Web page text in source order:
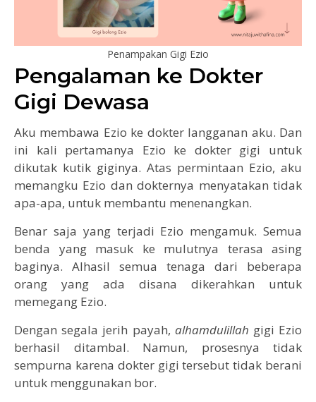
Penampakan Gigi Ezio
Pengalaman ke Dokter
Gigi Dewasa
Aku membawa Ezio ke dokter langganan aku. Dan
ini kali pertamanya Ezio ke dokter gigi untuk
dikutak kutik giginya. Atas permintaan Ezio, aku
memangku Ezio dan dokternya menyatakan tidak
apa-apa, untuk membantu menenangkan.
Benar saja yang terjadi Ezio mengamuk. Semua
benda yang masuk ke mulutnya terasa asing
baginya. Alhasil semua tenaga dari beberapa
orang yang ada disana dikerahkan untuk
memegang Ezio.
Dengan segala jerih payah, alhamdulillah gigi Ezio
berhasil ditambal. Namun, prosesnya tidak
sempurna karena dokter gigi tersebut tidak berani
untuk menggunakan bor.